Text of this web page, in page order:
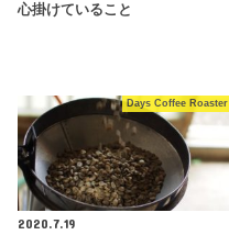
心掛けていること
Days Coffee Roaster
2020.7.19